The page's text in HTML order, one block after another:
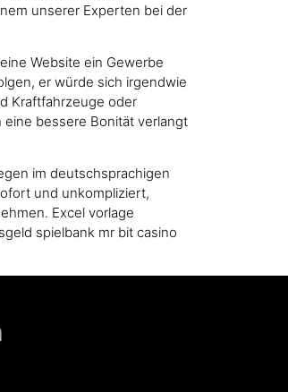
unserer Experten bei der
Website ein Gewerbe
er würde sich irgendwie
Kraftfahrzeuge oder
bessere Bonität verlangt
im deutschsprachigen
und unkompliziert,
Excel vorlage
spielbank mr bit casino